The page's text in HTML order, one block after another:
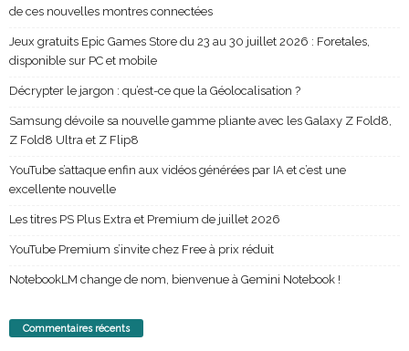
de ces nouvelles montres connectées
Jeux gratuits Epic Games Store du 23 au 30 juillet 2026 : Foretales,
disponible sur PC et mobile
Décrypter le jargon : qu’est-ce que la Géolocalisation ?
Samsung dévoile sa nouvelle gamme pliante avec les Galaxy Z Fold8,
Z Fold8 Ultra et Z Flip8
YouTube s’attaque enfin aux vidéos générées par IA et c’est une
excellente nouvelle
Les titres PS Plus Extra et Premium de juillet 2026
YouTube Premium s’invite chez Free à prix réduit
NotebookLM change de nom, bienvenue à Gemini Notebook !
Commentaires récents